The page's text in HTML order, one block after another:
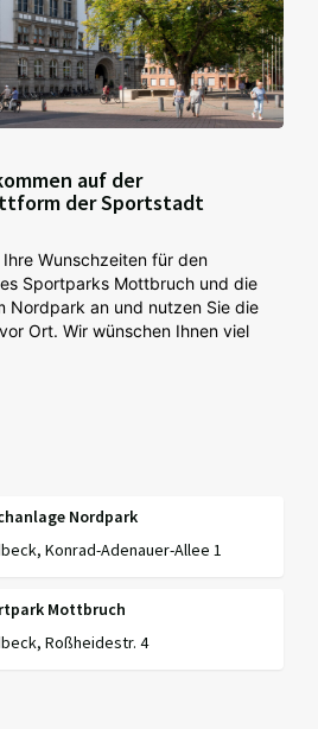
auf der
der Sportstadt
Wunschzeiten für den
Sportparks Mottbruch und die
Nordpark an und nutzen Sie die
Ort. Wir wünschen Ihnen viel
Nordpark
Konrad-Adenauer-Allee 1
Mottbruch
Roßheidestr. 4